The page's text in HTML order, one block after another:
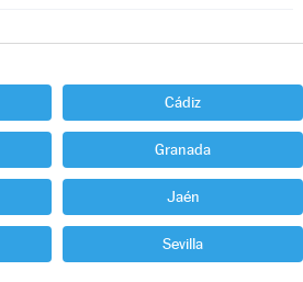
Cádiz
Granada
Jaén
Sevilla